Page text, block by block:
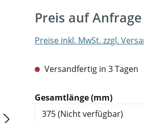
Preis auf Anfrage
Preise inkl. MwSt. zzgl.
Versandfertig in 3 Tagen
Gesamtlänge (mm)